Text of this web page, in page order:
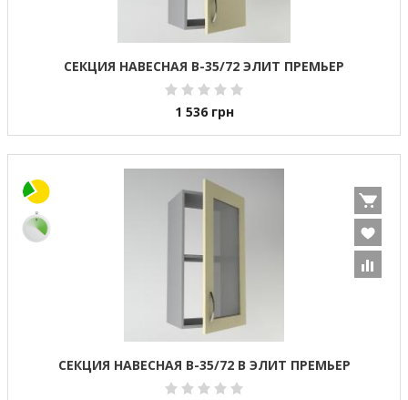
СЕКЦИЯ НАВЕСНАЯ В-35/72 ЭЛИТ ПРЕМЬЕР
1 536 грн
СЕКЦИЯ НАВЕСНАЯ В-35/72 В ЭЛИТ ПРЕМЬЕР